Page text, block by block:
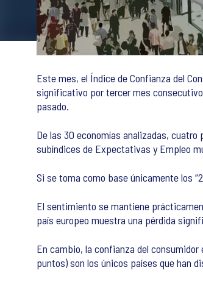
Este mes, el Índice de Confianza del
significativo por tercer mes
pasado.
De las 30 economías analizadas,
subíndices de Expectativas y Empleo
Si se toma como base únicamente los
El sentimiento se mantiene
país europeo muestra una pérdida
En cambio, la confianza del
puntos) son los únicos países que han